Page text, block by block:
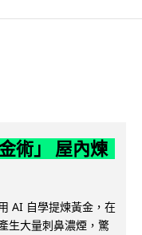
術」 屋內煉
AI 自學提煉黃金，在
生大量刺鼻濃煙，驚